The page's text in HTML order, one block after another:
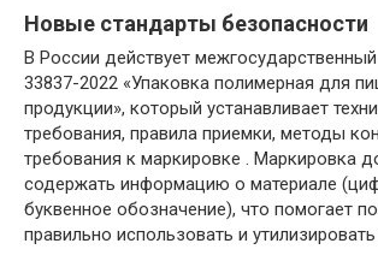
Новые стандарты безопасности
В России действует
33837-2022 «Упаковка полимерная для
продукции», который устанавливает
требования, правила приемки, методы
требования к маркировке . Маркировка
содержать информацию о материале
буквенное обозначение), что помогает
правильно использовать и